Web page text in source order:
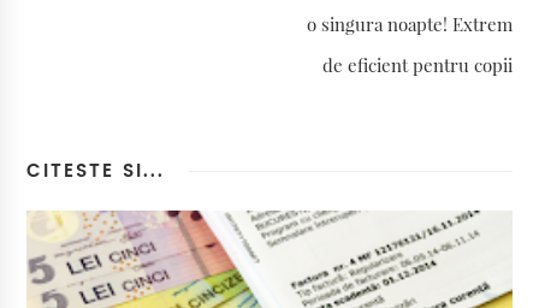
o singura noapte! Extrem
de eficient pentru copii
CITESTE SI...